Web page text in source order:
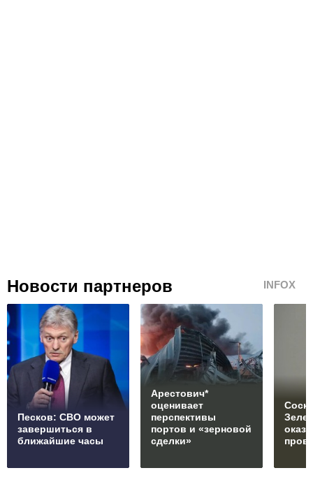
Новости партнеров INFOX
Песков: СВО может
завершиться в
ближайшие часы
Арестович*
оценивает
перспективы
портов и «зерновой
сделки»